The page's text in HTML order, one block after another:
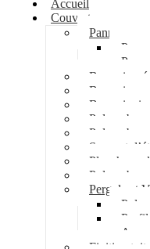
Accueil
Couverture
Panneau
Bac acier
Bac acier sec
Bac acier
Support
Plancher
Pergola et
Profil